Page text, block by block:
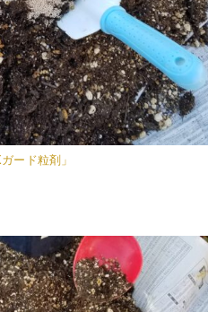
ード粒剤」